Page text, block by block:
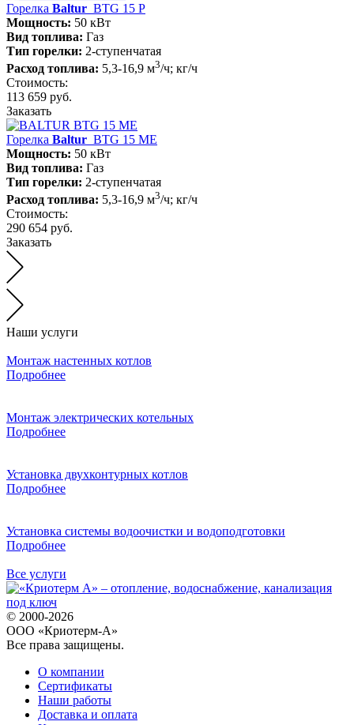
Горелка Baltur BTG 15 P
Мощность: 50 кВт
Вид топлива: Газ
Тип горелки: 2-ступенчатая
Расход топлива: 5,3-16,9 м3/ч; кг/ч
Стоимость:
113 659 руб.
Заказать
Горелка Baltur BTG 15 ME
Мощность: 50 кВт
Вид топлива: Газ
Тип горелки: 2-ступенчатая
Расход топлива: 5,3-16,9 м3/ч; кг/ч
Стоимость:
290 654 руб.
Заказать
Наши услуги
Монтаж настенных котлов
Подробнее
Монтаж электрических котельных
Подробнее
Установка двухконтурных котлов
Подробнее
Установка системы водоочистки и водоподготовки
Подробнее
Все услуги
© 2000-2026
ООО «Криотерм-А»
Все права защищены.
О компании
Сертификаты
Наши работы
Доставка и оплата